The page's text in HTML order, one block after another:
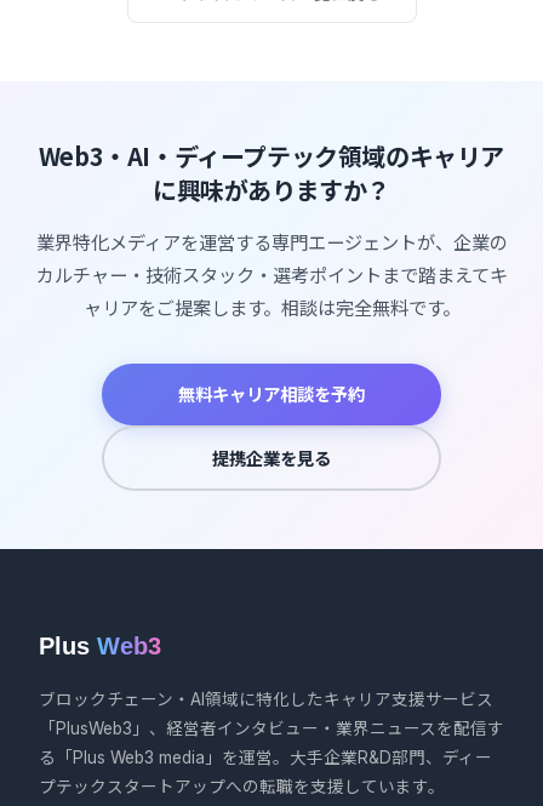
Web3・AI・ディープテック領域のキャリア
に興味がありますか？
業界特化メディアを運営する専門エージェントが、企業の
カルチャー・技術スタック・選考ポイントまで踏まえてキ
ャリアをご提案します。相談は完全無料です。
無料キャリア相談を予約
提携企業を見る
Plus Web3
ブロックチェーン・AI領域に特化したキャリア支援サービス
「PlusWeb3」、経営者インタビュー・業界ニュースを配信す
る「Plus Web3 media」を運営。大手企業R&D部門、ディー
プテックスタートアップへの転職を支援しています。